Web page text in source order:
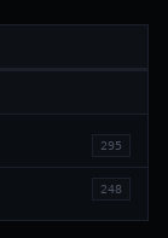
295
248